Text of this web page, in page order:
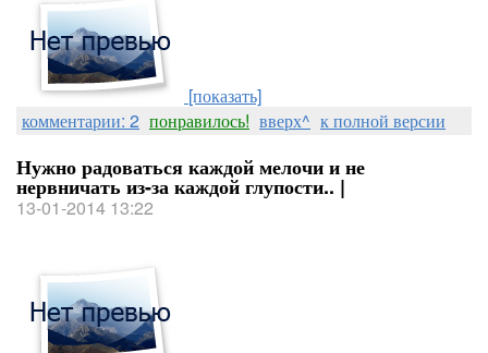
[показать]
комментарии: 2 понравилось! вверх^ к полной версии
Нужно радоваться каждой мелочи и не
нервничать из-за каждой глупости.. |
13-01-2014 13:22